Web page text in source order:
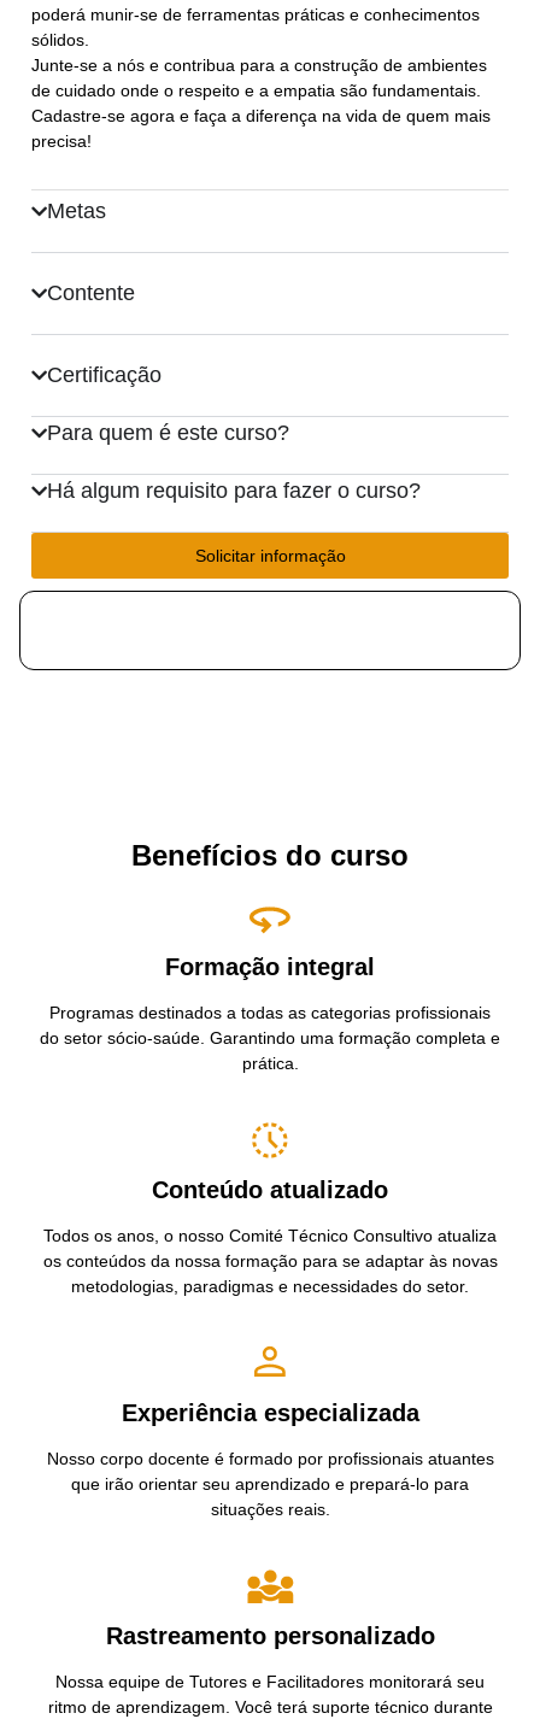
poderá munir-se de ferramentas práticas e conhecimentos
sólidos.
Junte-se a nós e contribua para a construção de ambientes
de cuidado onde o respeito e a empatia são fundamentais.
Cadastre-se agora e faça a diferença na vida de quem mais
precisa!
Metas
Contente
Certificação
Para quem é este curso?
Há algum requisito para fazer o curso?
Solicitar informação
Benefícios do curso
Formação integral
Programas destinados a todas as categorias profissionais
do setor sócio-saúde. Garantindo uma formação completa e
prática.
Conteúdo atualizado
Todos os anos, o nosso Comité Técnico Consultivo atualiza
os conteúdos da nossa formação para se adaptar às novas
metodologias, paradigmas e necessidades do setor.
Experiência especializada
Nosso corpo docente é formado por profissionais atuantes
que irão orientar seu aprendizado e prepará-lo para
situações reais.
Rastreamento personalizado
Nossa equipe de Tutores e Facilitadores monitorará seu
ritmo de aprendizagem. Você terá suporte técnico durante